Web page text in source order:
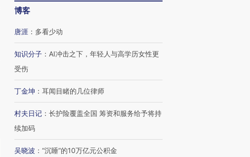
博客
唐涯 ： 多看少动
知识分子 ： AI冲击之下，年轻人与高学历女性更
受伤
丁金坤 ： 耳闻目睹的几位律师
村夫日记 ： 长护险覆盖全国 筹资和服务给予将持
续加码
吴晓波 ： “沉睡”的10万亿元公积金